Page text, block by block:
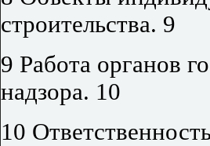
строительства. 9
9 Работа органов
надзора. 10
10